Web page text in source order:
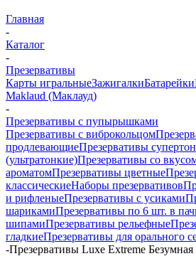
Главная
-
Каталог
-
Презервативы
Карты игральныеЗажигалкиБатарейки
Maklaud (Маклауд)
-
Презервативы с пупырышками
Презервативы с виброкольцом
продлевающиеПрезервативы
(ультратонкие)Презервативы со
ароматомПрезервативы цветные
классическиеНаборы презервативов
и рифленыеПрезервативы с усиками
шарикамиПрезервативы по 6 шт. в
шипамиПрезервативы рельефные
гладкиеПрезервативы для орального
-Презервативы Luxe Extreme Безумная